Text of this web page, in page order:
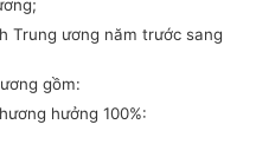
Trung ương năm trước sang
gồm:
hưởng 100%: